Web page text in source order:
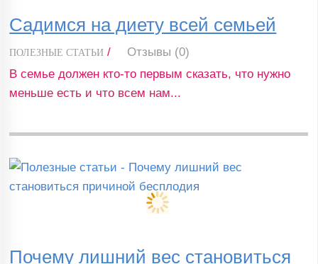
Садимся на диету всей семьей
ПОЛЕЗНЫЕ СТАТЬИ /
Отзывы (0)
В семье должен кто-то первым сказать, что нужно
меньше есть и что всем нам...
Почему лишний вес становиться